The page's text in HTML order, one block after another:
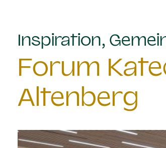
Inspiration,
Forum
Altenberg